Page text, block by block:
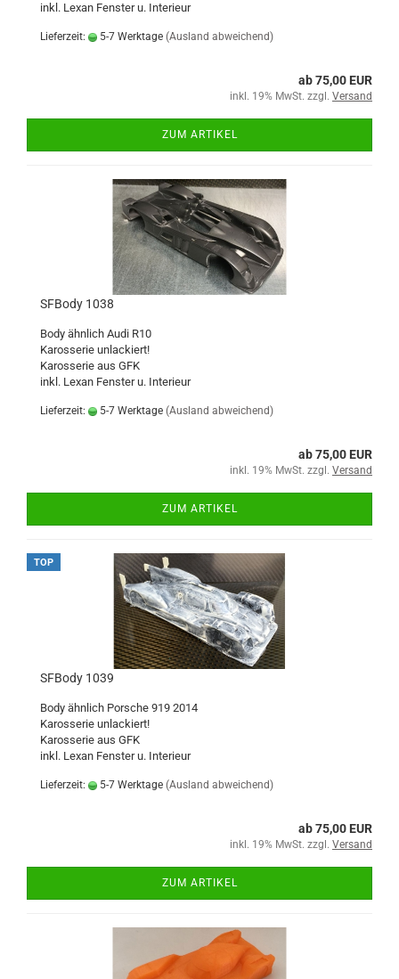
inkl. Lexan Fenster u. Interieur
Lieferzeit: 5-7 Werktage (Ausland abweichend)
ab 75,00 EUR
inkl. 19% MwSt. zzgl. Versand
ZUM ARTIKEL
SFBody 1038
Body ähnlich Audi R10
Karosserie unlackiert!
Karosserie aus GFK
inkl. Lexan Fenster u. Interieur
Lieferzeit: 5-7 Werktage (Ausland abweichend)
ab 75,00 EUR
inkl. 19% MwSt. zzgl. Versand
ZUM ARTIKEL
TOP
SFBody 1039
Body ähnlich Porsche 919 2014
Karosserie unlackiert!
Karosserie aus GFK
inkl. Lexan Fenster u. Interieur
Lieferzeit: 5-7 Werktage (Ausland abweichend)
ab 75,00 EUR
inkl. 19% MwSt. zzgl. Versand
ZUM ARTIKEL